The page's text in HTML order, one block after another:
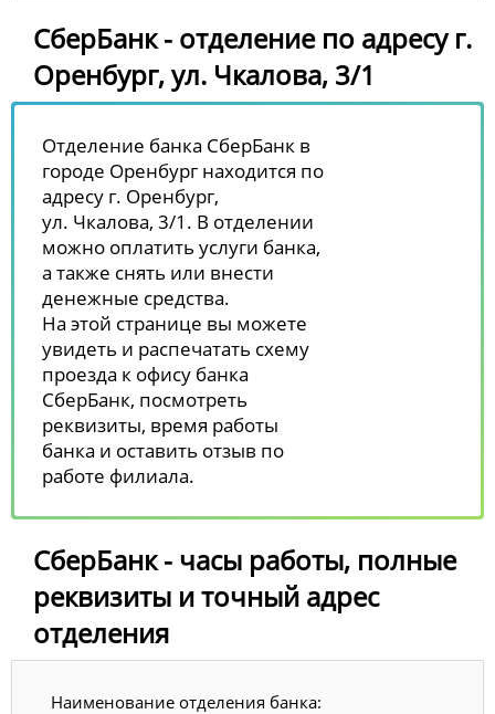
СберБанк - отделение по адресу г.
Оренбург, ул. Чкалова, 3/1
Отделение банка СберБанк в
городе Оренбург находится по
адресу г. Оренбург,
ул. Чкалова, 3/1. В отделении
можно оплатить услуги банка,
а также снять или внести
денежные средства.
На этой странице вы можете
увидеть и распечатать схему
проезда к офису банка
СберБанк, посмотреть
реквизиты, время работы
банка и оставить отзыв по
работе филиала.
СберБанк - часы работы, полные
реквизиты и точный адрес
отделения
Наименование отделения банка: